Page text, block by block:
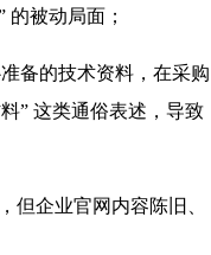
被动局面；
备的技术资料，在采购
” 这类通俗表述，导致
但企业官网内容陈旧、